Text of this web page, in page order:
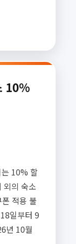
10%
10% 할
외의 숙소
적용 불
일부터 9
년 10월